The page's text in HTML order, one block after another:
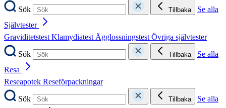
Sök
Tillbaka
Se alla
Självtester
GraviditetstestKlamydiatestÄgglossningstestÖvriga självtester
Sök
Tillbaka
Se alla
Resa
Reseapotek Reseförpackningar
Sök
Tillbaka
Se alla